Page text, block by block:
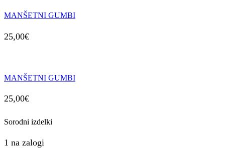
MANŠETNI GUMBI
25,00€
MANŠETNI GUMBI
25,00€
Sorodni izdelki
1 na zalogi